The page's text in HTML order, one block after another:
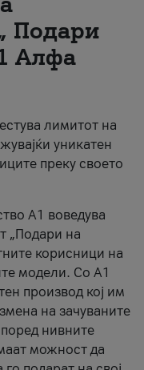
Подари
Алфа
лимитот на
уникатен
преку своето
А1 воведува
„Подари на
корисници на
модели. Со A1
производ кој им
на зачуваните
нивните
можност да